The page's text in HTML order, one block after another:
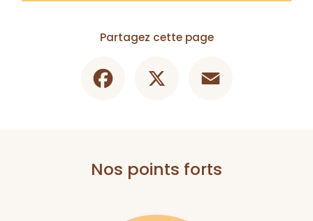
Partagez cette page
Nos points forts